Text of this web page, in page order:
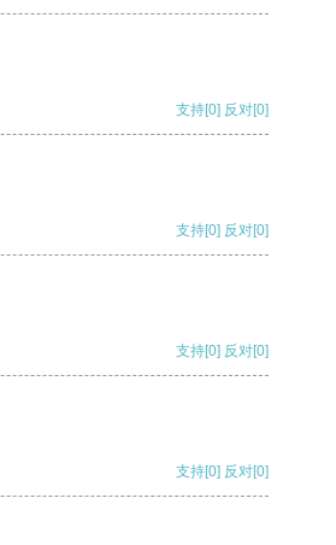
支持[0] 反对[0]
支持[0] 反对[0]
支持[0] 反对[0]
支持[0] 反对[0]